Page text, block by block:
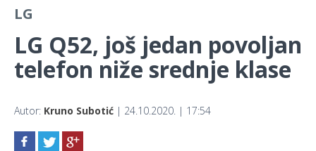
LG
LG Q52, još jedan povoljan
telefon niže srednje klase
Autor: Kruno Subotić | 24.10.2020. | 17:54